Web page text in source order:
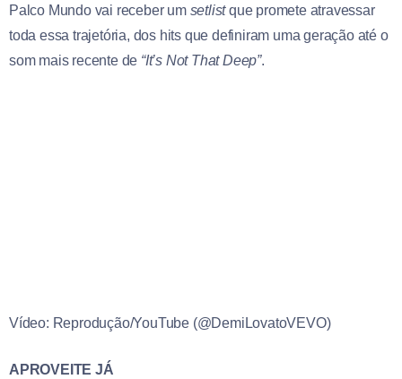
Palco Mundo vai receber um setlistque promete atravessar
toda essa trajetória, dos hits que definiram uma geração até o
som mais recente de “It’s Not That Deep”.
Vídeo: Reprodução/YouTube (@DemiLovatoVEVO)
APROVEITE JÁ